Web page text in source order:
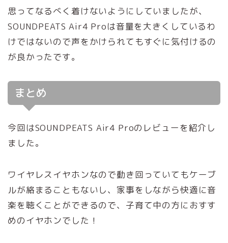
思ってなるべく着けないようにしていましたが、
SOUNDPEATS Air4 Proは音量を大きくしているわ
けではないので声をかけられてもすぐに気付けるの
が良かったです。
まとめ
今回はSOUNDPEATS Air4 Proのレビューを紹介し
ました。
ワイヤレスイヤホンなので動き回っていてもケーブ
ルが絡まることもないし、家事をしながら快適に音
楽を聴くことができるので、子育て中の方におすす
めのイヤホンでした！